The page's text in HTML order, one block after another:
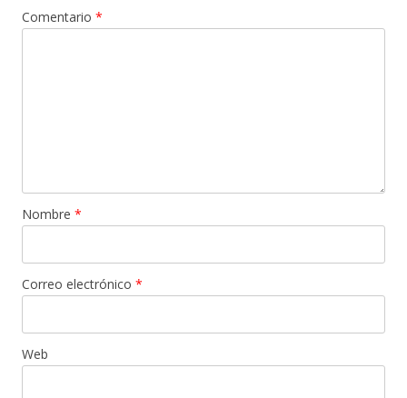
Comentario *
Nombre *
Correo electrónico *
Web